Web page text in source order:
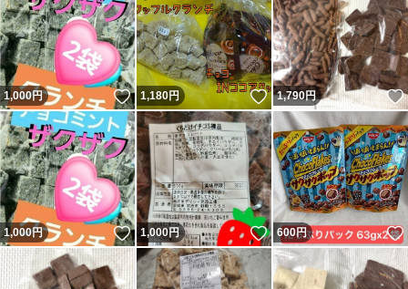
1,000円 いいね！
1,180円 いいね！
1,790円
1,000円 いいね！
1,000円 いいね！
600円